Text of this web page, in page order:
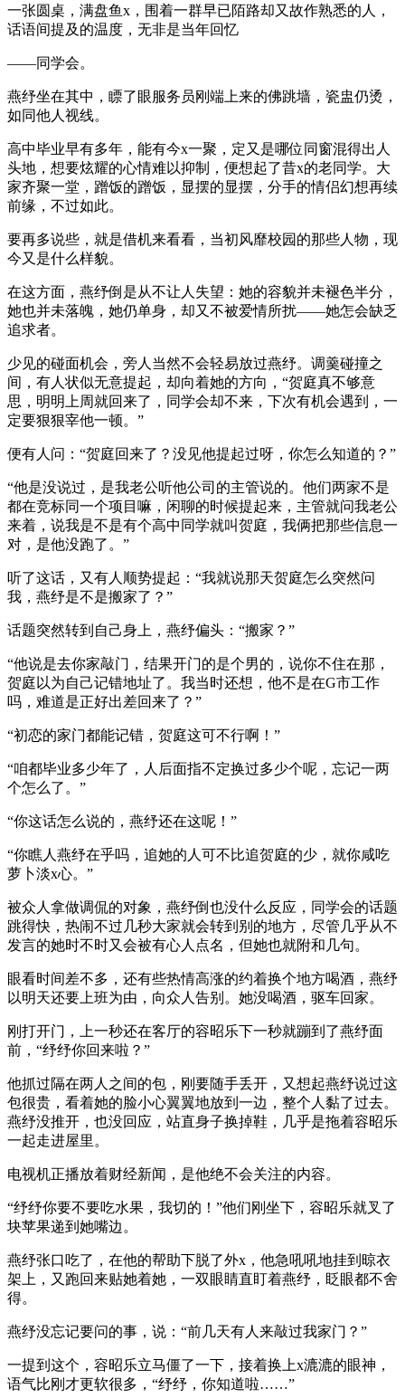
一张圆桌，满盘鱼x，围着一群早已陌路却又故作熟悉的人，
话语间提及的温度，无非是当年回忆
——同学会。
燕纾坐在其中，瞟了眼服务员刚端上来的佛跳墙，瓷盅仍烫，
如同他人视线。
高中毕业早有多年，能有今x一聚，定又是哪位同窗混得出人
头地，想要炫耀的心情难以抑制，便想起了昔x的老同学。大
家齐聚一堂，蹭饭的蹭饭，显摆的显摆，分手的情侣幻想再续
前缘，不过如此。
要再多说些，就是借机来看看，当初风靡校园的那些人物，现
今又是什么样貌。
在这方面，燕纾倒是从不让人失望：她的容貌并未褪色半分，
她也并未落魄，她仍单身，却又不被爱情所扰——她怎会缺乏
追求者。
少见的碰面机会，旁人当然不会轻易放过燕纾。调羹碰撞之
间，有人状似无意提起，却向着她的方向，“贺庭真不够意
思，明明上周就回来了，同学会却不来，下次有机会遇到，一
定要狠狠宰他一顿。”
便有人问：“贺庭回来了？没见他提起过呀，你怎么知道的？”
“他是没说过，是我老公听他公司的主管说的。他们两家不是
都在竞标同一个项目嘛，闲聊的时候提起来，主管就问我老公
来着，说我是不是有个高中同学就叫贺庭，我俩把那些信息一
对，是他没跑了。”
听了这话，又有人顺势提起：“我就说那天贺庭怎么突然问
我，燕纾是不是搬家了？”
话题突然转到自己身上，燕纾偏头：“搬家？”
“他说是去你家敲门，结果开门的是个男的，说你不住在那，
贺庭以为自己记错地址了。我当时还想，他不是在G市工作
吗，难道是正好出差回来了？”
“初恋的家门都能记错，贺庭这可不行啊！”
“咱都毕业多少年了，人后面指不定换过多少个呢，忘记一两
个怎么了。”
“你这话怎么说的，燕纾还在这呢！”
“你瞧人燕纾在乎吗，追她的人可不比追贺庭的少，就你咸吃
萝卜淡x心。”
被众人拿做调侃的对象，燕纾倒也没什么反应，同学会的话题
跳得快，热闹不过几秒大家就会转到别的地方，尽管几乎从不
发言的她时不时又会被有心人点名，但她也就附和几句。
眼看时间差不多，还有些热情高涨的约着换个地方喝酒，燕纾
以明天还要上班为由，向众人告别。她没喝酒，驱车回家。
刚打开门，上一秒还在客厅的容昭乐下一秒就蹦到了燕纾面
前，“纾纾你回来啦？”
他抓过隔在两人之间的包，刚要随手丢开，又想起燕纾说过这
包很贵，看着她的脸小心翼翼地放到一边，整个人黏了过去。
燕纾没推开，也没回应，站直身子换掉鞋，几乎是拖着容昭乐
一起走进屋里。
电视机正播放着财经新闻，是他绝不会关注的内容。
“纾纾你要不要吃水果，我切的！”他们刚坐下，容昭乐就叉了
块苹果递到她嘴边。
燕纾张口吃了，在他的帮助下脱了外x，他急吼吼地挂到晾衣
架上，又跑回来贴她着她，一双眼睛直盯着燕纾，眨眼都不舍
得。
燕纾没忘记要问的事，说：“前几天有人来敲过我家门？”
一提到这个，容昭乐立马僵了一下，接着换上x漉漉的眼神，
语气比刚才更软很多，“纾纾，你知道啦……”